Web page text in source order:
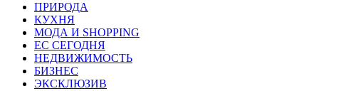
ПРИРОДА
КУХНЯ
МОДА И SHOPPING
ЕС СЕГОДНЯ
НЕДВИЖИМОСТЬ
БИЗНЕС
ЭКСКЛЮЗИВ